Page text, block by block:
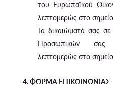
του Ευρωπαϊκού
λεπτομερώς στο
Τα δικαιώματά σας
Προσωπικών σας
λεπτομερώς στο
4. ΦΟΡΜΑ ΕΠΙΚΟΙΝΩΝΙΑΣ